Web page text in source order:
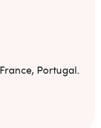
France, Portugal.